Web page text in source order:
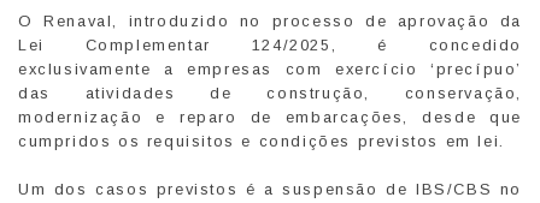
O Renaval, introduzido no processo de aprovação da
Lei Complementar 124/2025, é concedido
exclusivamente a empresas com exercício ‘precípuo’
das atividades de construção, conservação,
modernização e reparo de embarcações, desde que
cumpridos os requisitos e condições previstos em lei.
Um dos casos previstos é a suspensão de IBS/CBS no